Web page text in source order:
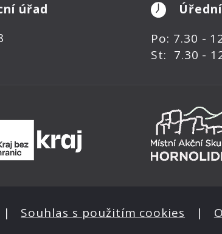
úřad
Po: 7.30 -
St: 7.30 -
| Souhlas s použitím cookies |